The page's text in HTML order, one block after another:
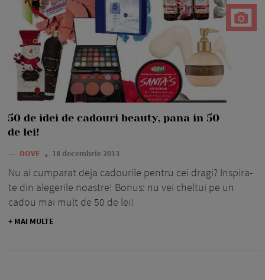
50 de idei de cadouri beauty, pana in 50
de lei!
— DOVE 18 decembrie 2013
Nu ai cumparat deja cadourile pentru cei dragi? Inspira-
te din alegerile noastre! Bonus: nu vei cheltui pe un
cadou mai mult de 50 de lei!
+ MAI MULTE